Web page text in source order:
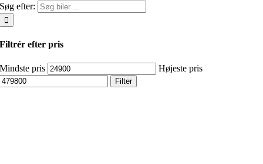
Søg efter:
Filtrér efter pris
Mindste pris Højeste pris
Filter